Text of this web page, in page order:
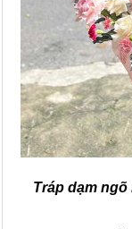
Tráp dạm